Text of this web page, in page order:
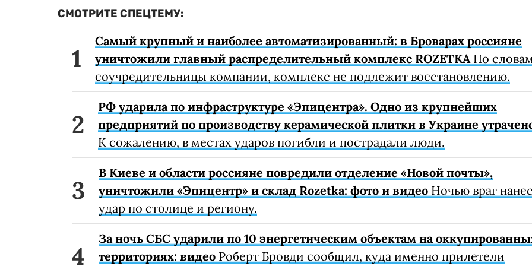
СМОТРИТЕ СПЕЦТЕМУ:
Самый крупный и наиболее автоматизированный: в Броварах россияне
уничтожили главный распределительный комплекс ROZETKAПо
соучредительницы компании, комплекс не подлежит восстановлению.
РФ ударила по инфраструктуре «Эпицентра». Одно из крупнейших
предприятий по производству керамической плитки в Украине
К сожалению, в местах ударов погибли и пострадали люди.
В Киеве и области россияне повредили отделение «Новой почты»,
уничтожили «Эпицентр» и склад Rozetka: фото и видео Ночью враг нанес
удар по столице и региону.
За ночь СБС ударили по 10 энергетическим объектам на
территориях: видео Роберт Бровди сообщил, куда именно прилетели